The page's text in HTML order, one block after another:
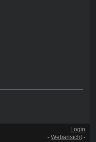
Login
-Webansicht-